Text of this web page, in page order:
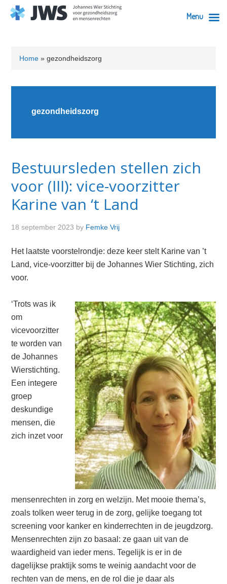
primary
content
primary
footer
Home »gezondheidszorg
gezondheidszorg
Bestuursleden stellen zich
voor (III): vice-voorzitter
Karine van ‘t Land
18 september 2023 by Femke Vrij
Het laatste voorstelrondje: deze keer stelt Karine van ’t
Land, vice-voorzitter bij de Johannes Wier Stichting, zich
voor.
‘Trots was ik
om
vicevoorzitter
te worden van
de Johannes
Wierstichting.
Een integere
groep
deskundige
mensen, die
zich inzet voor
mensenrechten in zorg en welzijn. Met mooie thema’s,
zoals tolken weer terug in de zorg, gelijke toegang tot
screening voor kanker en kinderrechten in de jeugdzorg.
Mensenrechten zijn zo basaal: ze gaan uit van de
waardigheid van ieder mens. Tegelijk is er in de
dagelijkse praktijk soms te weinig aandacht voor de
rechten van de mens, en de rol die je daar als
Menu